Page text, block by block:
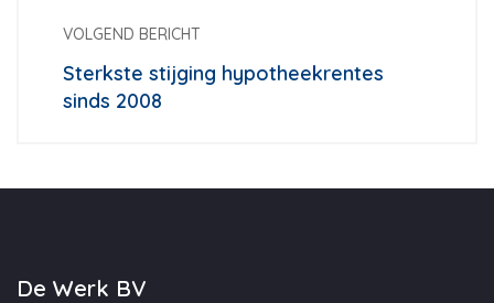
VOLGEND BERICHT
Sterkste stijging hypotheekrentes
sinds 2008
De Werk BV